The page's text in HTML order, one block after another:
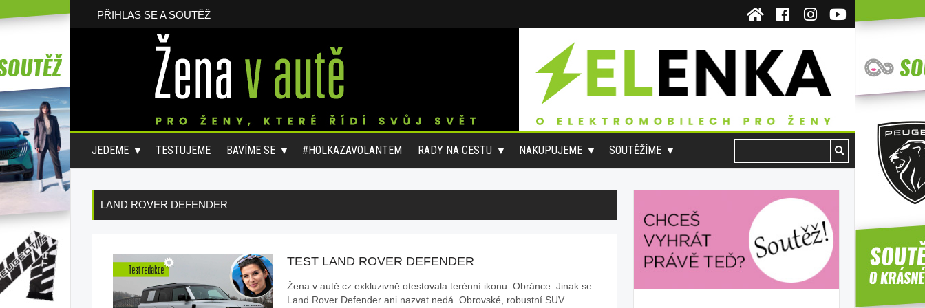
PŘIHLAS SE A SOUTĚŽ
JEDEME TESTUJEME BAVÍME SE #HOLKAZAVOLANTEM RADY NA CESTU NAKUPUJEME SOUTĚŽÍME
LAND ROVER DEFENDER
TEST LAND ROVER DEFENDER
Žena v autě.cz exkluzivně otestovala terénní ikonu. Obránce. Jinak se
Land Rover Defender ani nazvat nedá. Obrovské, robustní SUV